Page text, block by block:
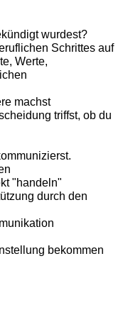
wurdest?
Schrittes auf
Werte,
machst
triffst, ob du
"handeln"
durch den
bekommen